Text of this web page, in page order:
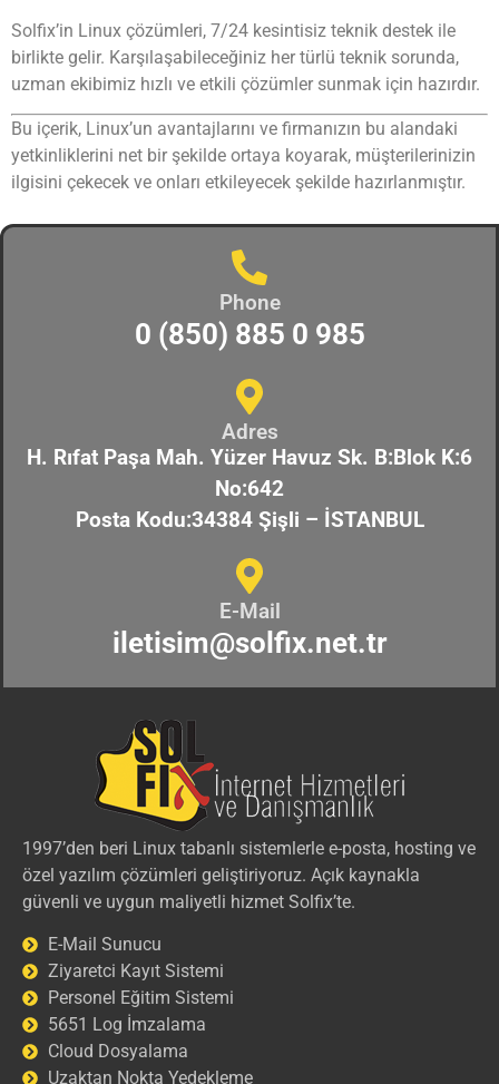
Solfix’in Linux çözümleri, 7/24 kesintisiz teknik destek ile
birlikte gelir. Karşılaşabileceğiniz her türlü teknik sorunda,
uzman ekibimiz hızlı ve etkili çözümler sunmak için hazırdır.
Bu içerik, Linux’un avantajlarını ve firmanızın bu alandaki
yetkinliklerini net bir şekilde ortaya koyarak, müşterilerinizin
ilgisini çekecek ve onları etkileyecek şekilde hazırlanmıştır.
Phone
0 (850) 885 0 985
Adres
H. Rıfat Paşa Mah. Yüzer Havuz Sk. B:Blok K:6
No:642
Posta Kodu:34384 Şişli – İSTANBUL
E-Mail
iletisim@solfix.net.tr
1997’den beri Linux tabanlı sistemlerle e-posta, hosting ve
özel yazılım çözümleri geliştiriyoruz. Açık kaynakla
güvenli ve uygun maliyetli hizmet Solfix’te.
E-Mail Sunucu
Ziyaretci Kayıt Sistemi
Personel Eğitim Sistemi
5651 Log İmzalama
Cloud Dosyalama
Uzaktan Nokta Yedekleme